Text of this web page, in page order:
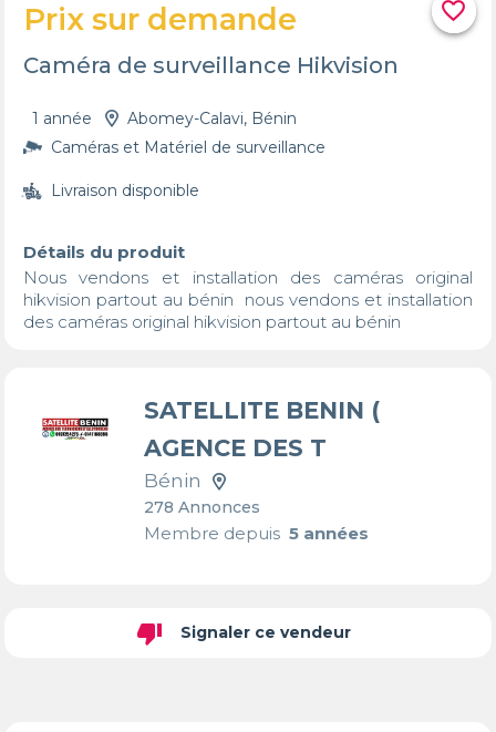
favorite_border
Prix sur demande
Caméra de surveillance Hikvision
1 année
Abomey-Calavi, Bénin
Caméras et Matériel de surveillance
Livraison disponible
Détails du produit
Nous vendons et installation des caméras original
hikvision partout au bénin  nous vendons et installation
des caméras original hikvision partout au bénin
SATELLITE BENIN (
AGENCE DES T
Bénin
278 Annonces
Membre depuis5 années
thumb_down Signaler ce vendeur